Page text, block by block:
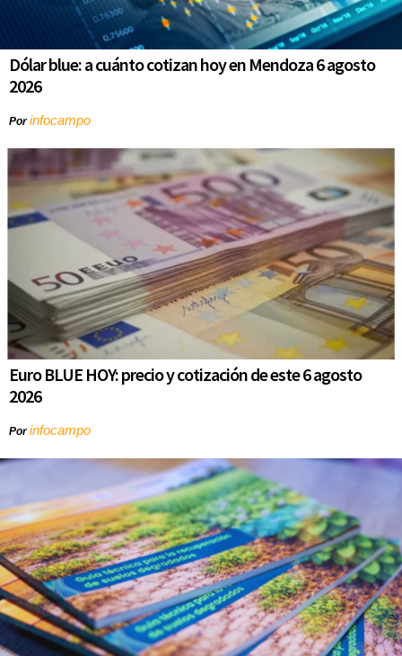
Dólar blue: a cuánto cotizan hoy en Mendoza 6 agosto
2026
Porinfocampo
Euro BLUE HOY: precio y cotización de este 6 agosto
2026
Porinfocampo